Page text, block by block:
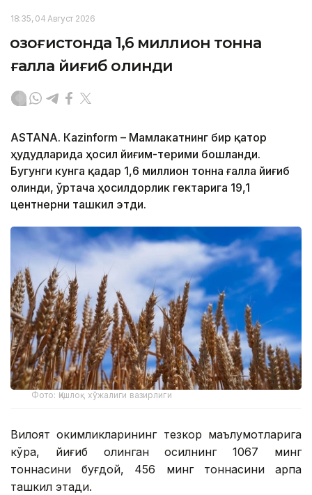
18:35, 04 Август 2026
Қозоғистонда 1,6 миллион тонна
ғалла йиғиб олинди
ASTANА. Кazinform – Мамлакатнинг бир қатор
ҳудудларида ҳосил йиғим-терими бошланди.
Бугунги кунга қадар 1,6 миллион тонна ғалла йиғиб
олинди, ўртача ҳосилдорлик гектарига 19,1
центнерни ташкил этди.
Фото: Қишлоқ хўжалиги вазирлиги
Вилоят ҳокимликларининг тезкор маълумотларига
кўра, йиғиб олинган ҳосилнинг 1067 минг
тоннасини буғдой, 456 минг тоннасини арпа
ташкил этади.